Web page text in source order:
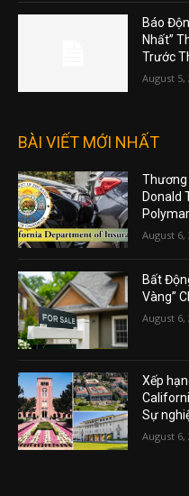
Báo
Nhất”
Trước
August 5,
BÀI VIẾT MỚI NHẤT
Thương
Donald
August 6,
Bất
Vàng”
August 6,
Xếp
Sự
August 6,